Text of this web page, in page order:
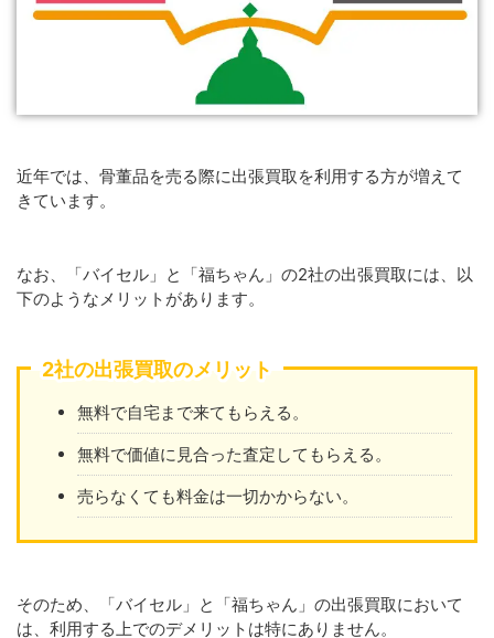
近年では、骨董品を売る際に出張買取を利用する方が増えて
きています。
なお、「バイセル」と「福ちゃん」の2社の出張買取には、以
下のようなメリットがあります。
2社の出張買取のメリット
無料で自宅まで来てもらえる。
無料で価値に見合った査定してもらえる。
売らなくても料金は一切かからない。
そのため、「バイセル」と「福ちゃん」の出張買取において
は、利用する上でのデメリットは特にありません。